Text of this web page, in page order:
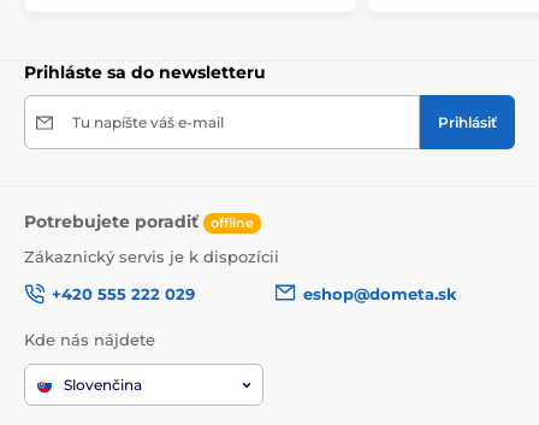
Prihláste sa do newsletteru
Tu napíšte váš e-mail Prihlásiť
Potrebujete poradiť offline
Zákaznický servis je k dispozícii
+420 555 222 029
eshop@dometa.sk
Kde nás nájdete
Slovenčina